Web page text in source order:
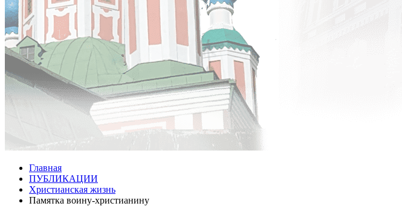
Главная
ПУБЛИКАЦИИ
Христианская жизнь
Памятка воину-христианину